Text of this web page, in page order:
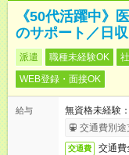
《50代活躍中》
のサポート／日
派遣 職種未経験OK
WEB登録・面接OK
給与
無資格未経験
交通費別途
交通費 交通費